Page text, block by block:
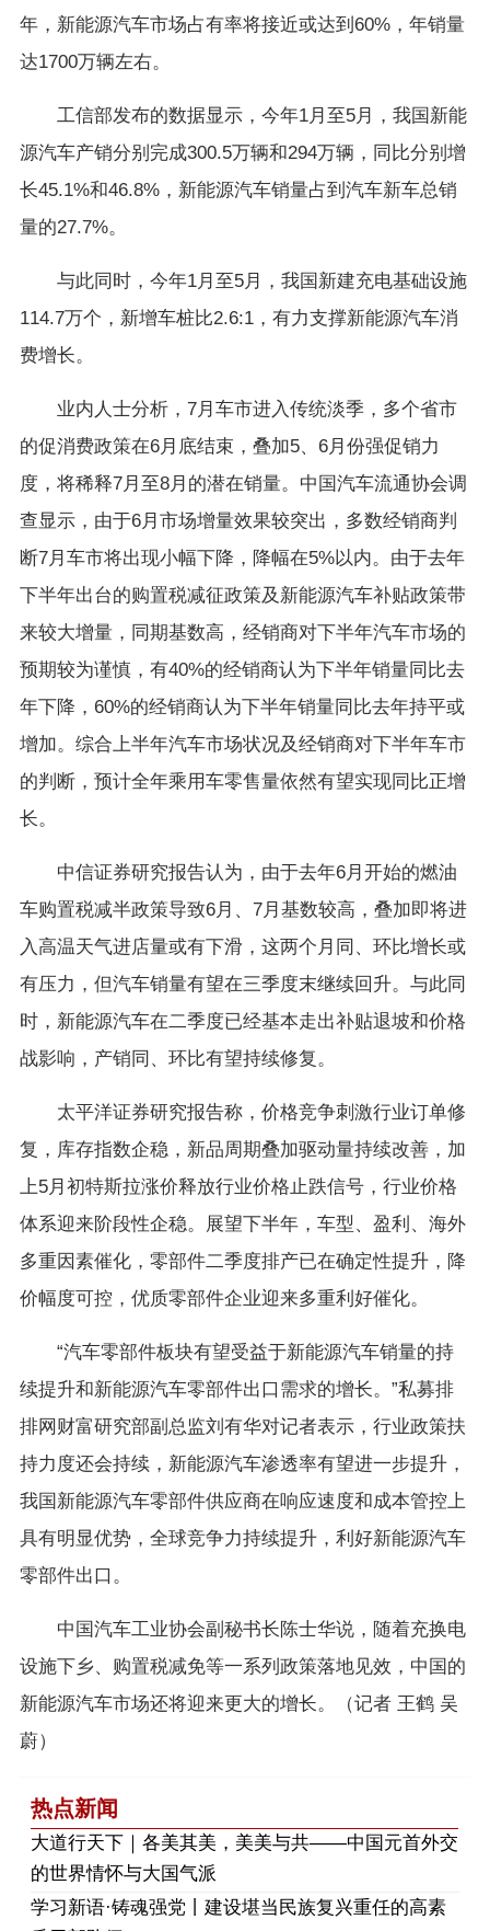
年，新能源汽车市场占有率将接近或达到60%，年销量
达1700万辆左右。
工信部发布的数据显示，今年1月至5月，我国新能
源汽车产销分别完成300.5万辆和294万辆，同比分别增
长45.1%和46.8%，新能源汽车销量占到汽车新车总销
量的27.7%。
与此同时，今年1月至5月，我国新建充电基础设施
114.7万个，新增车桩比2.6:1，有力支撑新能源汽车消
费增长。
业内人士分析，7月车市进入传统淡季，多个省市
的促消费政策在6月底结束，叠加5、6月份强促销力
度，将稀释7月至8月的潜在销量。中国汽车流通协会调
查显示，由于6月市场增量效果较突出，多数经销商判
断7月车市将出现小幅下降，降幅在5%以内。由于去年
下半年出台的购置税减征政策及新能源汽车补贴政策带
来较大增量，同期基数高，经销商对下半年汽车市场的
预期较为谨慎，有40%的经销商认为下半年销量同比去
年下降，60%的经销商认为下半年销量同比去年持平或
增加。综合上半年汽车市场状况及经销商对下半年车市
的判断，预计全年乘用车零售量依然有望实现同比正增
长。
中信证券研究报告认为，由于去年6月开始的燃油
车购置税减半政策导致6月、7月基数较高，叠加即将进
入高温天气进店量或有下滑，这两个月同、环比增长或
有压力，但汽车销量有望在三季度末继续回升。与此同
时，新能源汽车在二季度已经基本走出补贴退坡和价格
战影响，产销同、环比有望持续修复。
太平洋证券研究报告称，价格竞争刺激行业订单修
复，库存指数企稳，新品周期叠加驱动量持续改善，加
上5月初特斯拉涨价释放行业价格止跌信号，行业价格
体系迎来阶段性企稳。展望下半年，车型、盈利、海外
多重因素催化，零部件二季度排产已在确定性提升，降
价幅度可控，优质零部件企业迎来多重利好催化。
“汽车零部件板块有望受益于新能源汽车销量的持
续提升和新能源汽车零部件出口需求的增长。”私募排
排网财富研究部副总监刘有华对记者表示，行业政策扶
持力度还会持续，新能源汽车渗透率有望进一步提升，
我国新能源汽车零部件供应商在响应速度和成本管控上
具有明显优势，全球竞争力持续提升，利好新能源汽车
零部件出口。
中国汽车工业协会副秘书长陈士华说，随着充换电
设施下乡、购置税减免等一系列政策落地见效，中国的
新能源汽车市场还将迎来更大的增长。（记者 王鹤 吴
蔚）
热点新闻
大道行天下｜各美其美，美美与共——中国元首外交
的世界情怀与大国气派
学习新语·铸魂强党丨建设堪当民族复兴重任的高素